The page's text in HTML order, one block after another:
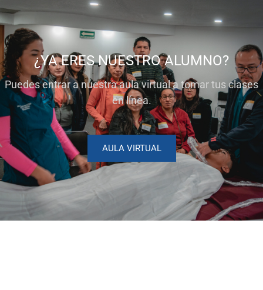
¿YA ERES NUESTRO ALUMNO?
Puedes entrar a nuestra aula virtual a tomar tus clases
en línea.
AULA VIRTUAL